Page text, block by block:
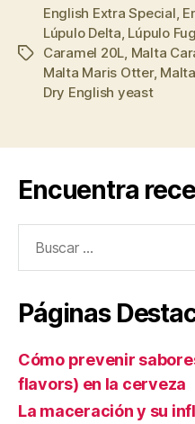
Etiquetas
English Extra Special,
Lúpulo Delta, Lúpulo
Caramel 20L, Malta
Malta Maris Otter,
Dry English yeast
Encuentra
Páginas
Cómo prevenir
flavors) en la cerveza
La maceración y su